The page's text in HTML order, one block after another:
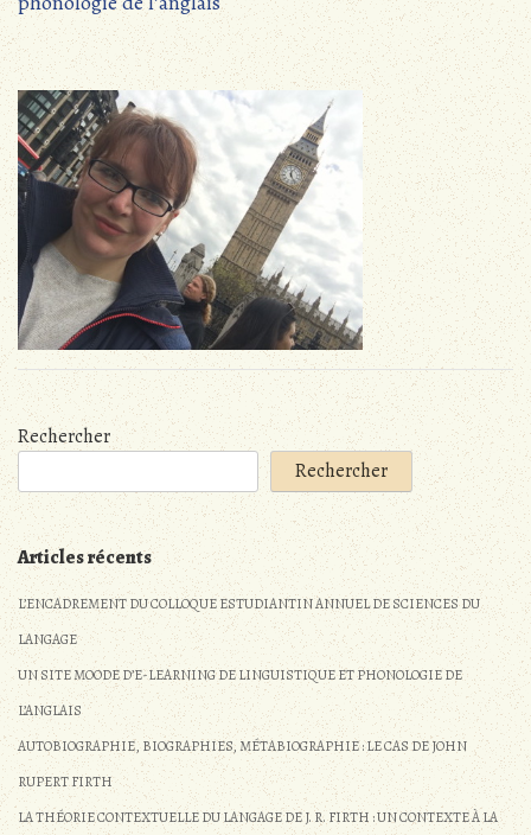
navigation
Rechercher
Rechercher
Articles récents
L’ENCADREMENT DU COLLOQUE ESTUDIANTIN ANNUEL DE SCIENCES DU
LANGAGE
UN SITE MOODE D’E-LEARNING DE LINGUISTIQUE ET PHONOLOGIE DE
L’ANGLAIS
AUTOBIOGRAPHIE, BIOGRAPHIES, MÉTABIOGRAPHIE : LE CAS DE JOHN
RUPERT FIRTH
LA THÉORIE CONTEXTUELLE DU LANGAGE DE J. R. FIRTH : UN CONTEXTE À LA